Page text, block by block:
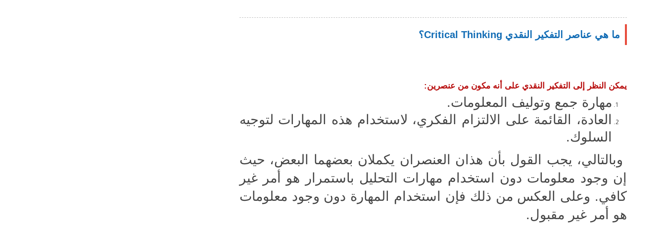
ما هي عناصر التفكير النقدي Critical Thinking؟
يمكن النظر إلى التفكير النقدي على أنه مكون من عنصرين:
مهارة جمع وتوليف المعلومات.
العادة، القائمة على الالتزام الفكري، لاستخدام هذه المهارات لتوجيه
السلوك.
وبالتالي، يجب القول بأن هذان العنصران يكملان بعضهما البعض، حيث
إن وجود معلومات دون استخدام مهارات التحليل باستمرار هو أمر غير
كافي. وعلى العكس من ذلك فإن استخدام المهارة دون وجود معلومات
هو أمر غير مقبول.